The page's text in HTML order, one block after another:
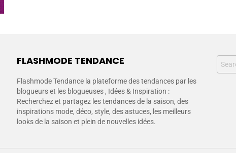
FLASHMODE TENDANCE
Flashmode Tendance la plateforme des tendances par les
blogueurs et les blogueuses , Idées & Inspiration :
Recherchez et partagez les tendances de la saison, des
inspirations mode, déco, style, des astuces, les meilleurs
looks de la saison et plein de nouvelles idées.